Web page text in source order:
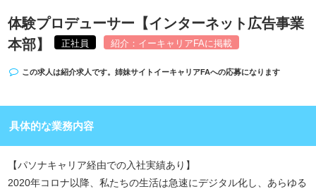
体験プロデューサー【インターネット広告事業
本部】
正社員 紹介：イーキャリアFAに掲載
この求人は紹介求人です。姉妹サイト イーキャリアFAへの応募になります
具体的な業務内容
【パソナキャリア経由での入社実績あり】
2020年コロナ以降、私たちの生活は急速にデジタル化し、あらゆる